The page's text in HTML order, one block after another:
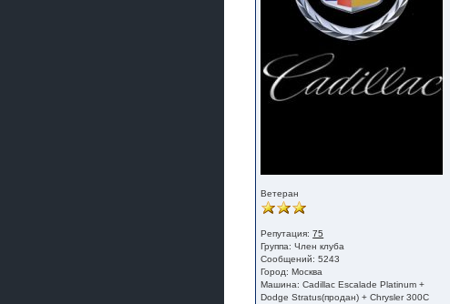
Ветеран
Репутация:75
Группа:Член клуба
Сообщений: 5243
Город: Москва
Машина: Cadillac Escalade Platinum +
Dodge Stratus(продан) + Сhrysler 300С